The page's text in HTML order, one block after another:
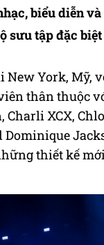
biểu diễn
sưu tập đặc
New York, Mỹ,
thân thuộc
Charli XCX,
thiết kế